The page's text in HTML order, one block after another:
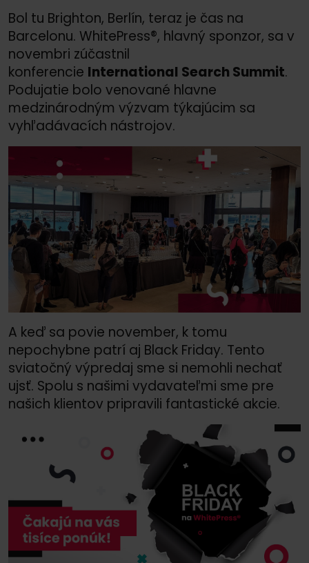
Bol tu Brighton, Berlín, teraz je čas na
Barcelonu. WhitePress®, hlavný sponzor, sa v
novembri zúčastnil
konferencie International Search Summit.
Podujatie bolo venované hlavne
medzinárodným výzvam týkajúcim sa
vyhľadávacích nástrojov.
A keď sa povie november, k tomu
nepochybne patrí aj Black Friday. Tento
sviatočný výpredaj sme si nemohli nechať
ujsť. Spolu s našimi vydavateľmi sme pre
našich klientov pripravili fantastické akcie.